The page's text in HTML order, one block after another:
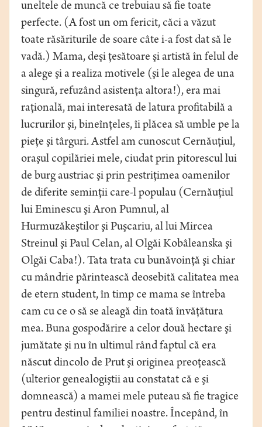
uneltele de muncă ce trebuiau să fie toate
perfecte. (A fost un om fericit, căci a văzut
toate răsăriturile de soare câte i-a fost dat să le
vadă.) Mama, deşi ţesătoare şi artistă în felul de
a alege şi a realiza motivele (şi le alegea de una
singură, refuzând asistenţa altora!), era mai
raţională, mai interesată de latura profitabilă a
lucrurilor şi, bineînţeles, îi plăcea să umble pe la
pieţe şi târguri. Astfel am cunoscut Cernăuţiul,
oraşul copilăriei mele, ciudat prin pitorescul lui
de burg austriac şi prin pestriţimea oamenilor
de diferite seminţii care-l populau (Cernăuţiul
lui Eminescu şi Aron Pumnul, al
Hurmuzăkeştilor şi Puşcariu, al lui Mircea
Streinul şi Paul Celan, al Olgăi Kobâleanska şi
Olgăi Caba!). Tata trata cu bunăvoinţă şi chiar
cu mândrie părintească deosebită calitatea mea
de etern student, în timp ce mama se întreba
cam cu ce o să se aleagă din toată învăţătura
mea. Buna gospodărire a celor două hectare şi
jumătate şi nu în ultimul rând faptul că era
născut dincolo de Prut şi originea preoţească
(ulterior genealogiştii au constatat că e şi
domnească) a mamei mele puteau să fie tragice
pentru destinul familiei noastre. Începând, în